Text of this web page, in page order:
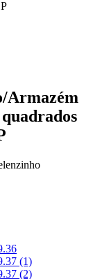
Armazém